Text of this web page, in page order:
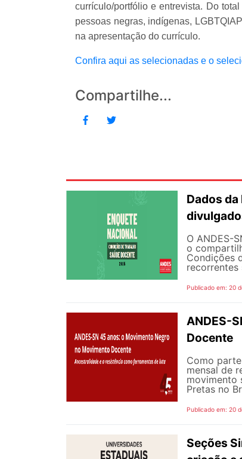
currículo/portfólio e entrevista. Do
pessoas negras, indígenas,
na apresentação do currículo.
Confira aqui as selecionadas e o
Compartilhe...
Dados
O ANDES-
o
Condições
recorrentes
Publicado em: 20
ANDES-
Docente
Como
mensal de
movimento
Pretas no
Publicado em: 20
Seções